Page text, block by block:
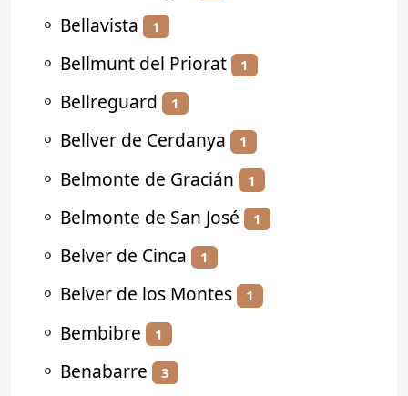
⚬ Bellavista 1
⚬ Bellmunt del Priorat 1
⚬ Bellreguard 1
⚬ Bellver de Cerdanya 1
⚬ Belmonte de Gracián 1
⚬ Belmonte de San José 1
⚬ Belver de Cinca 1
⚬ Belver de los Montes 1
⚬ Bembibre 1
⚬ Benabarre 3